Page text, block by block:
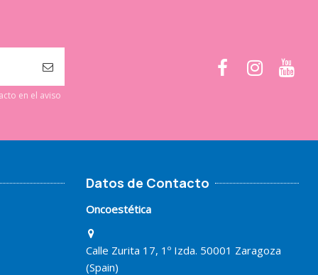
en el aviso
Datos de Contacto
Oncoestética
Calle Zurita 17, 1º Izda. 50001 Zaragoza
(Spain)